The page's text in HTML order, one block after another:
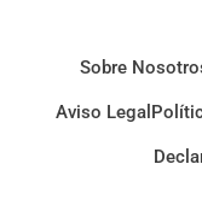
Sobre
Aviso Legal